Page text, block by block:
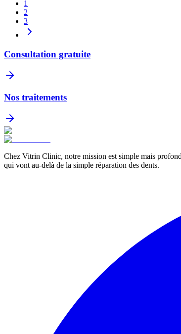
1
2
3
Consultation gratuite
Nos traitements
Chez Vitrin Clinic, notre mission est simple mais
qui vont au-delà de la simple réparation des dents.